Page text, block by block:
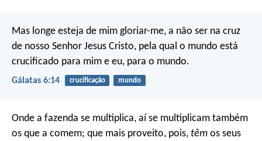
Mas longe esteja de mim gloriar-me, a não ser na cruz
de nosso Senhor Jesus Cristo, pela qual o mundo está
crucificado para mim e eu, para o mundo.
Gálatas 6:14 crucificação mundo
Onde a fazenda se multiplica, aí se multiplicam também
os que a comem; que mais proveito, pois, têm os seus